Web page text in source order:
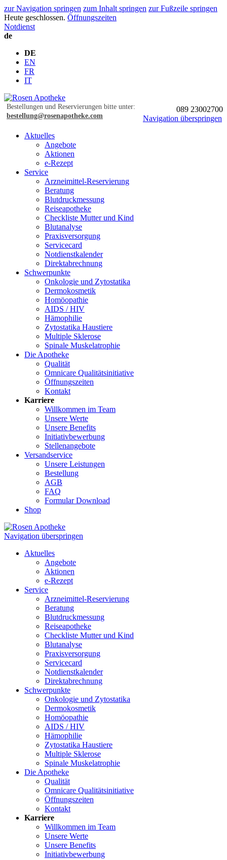
zur Navigation springen zum Inhalt springen zur Fußzeile springen
Heute geschlossen. Öffnungszeiten
Notdienst
de
DE
EN
FR
IT
Bestellungen und Reservierungen bitte unter:
bestellung@rosenapotheke.com
089 23002700
Navigation überspringen
Aktuelles
Angebote
Aktionen
e-Rezept
Service
Arzneimittel-Reservierung
Beratung
Blutdruckmessung
Reiseapotheke
Checkliste Mutter und Kind
Blutanalyse
Praxisversorgung
Servicecard
Notdienstkalender
Direktabrechnung
Schwerpunkte
Onkologie und Zytostatika
Dermokosmetik
Homöopathie
AIDS / HIV
Hämophilie
Zytostatika Haustiere
Multiple Sklerose
Spinale Muskelatrophie
Die Apotheke
Qualität
Omnicare Qualitätsinitiative
Öffnungszeiten
Kontakt
Karriere
Willkommen im Team
Unsere Werte
Unsere Benefits
Initiativbewerbung
Stellenangebote
Versandservice
Unsere Leistungen
Bestellung
AGB
FAQ
Formular Download
Shop
Navigation überspringen
Aktuelles
Angebote
Aktionen
e-Rezept
Service
Arzneimittel-Reservierung
Beratung
Blutdruckmessung
Reiseapotheke
Checkliste Mutter und Kind
Blutanalyse
Praxisversorgung
Servicecard
Notdienstkalender
Direktabrechnung
Schwerpunkte
Onkologie und Zytostatika
Dermokosmetik
Homöopathie
AIDS / HIV
Hämophilie
Zytostatika Haustiere
Multiple Sklerose
Spinale Muskelatrophie
Die Apotheke
Qualität
Omnicare Qualitätsinitiative
Öffnungszeiten
Kontakt
Karriere
Willkommen im Team
Unsere Werte
Unsere Benefits
Initiativbewerbung